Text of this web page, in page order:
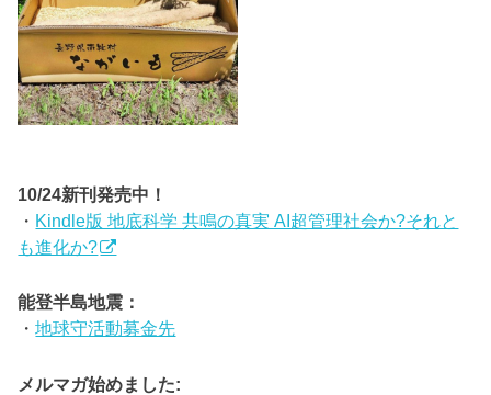
10/24新刊発売中！
・ Kindle版 地底科学 共鳴の真実 AI超管理社会か?それと
も進化か?
能登半島地震：
・地球守活動募金先
メルマガ始めました: